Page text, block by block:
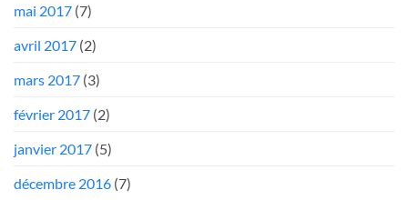
mai 2017 (7)
avril 2017 (2)
mars 2017 (3)
février 2017 (2)
janvier 2017 (5)
décembre 2016 (7)